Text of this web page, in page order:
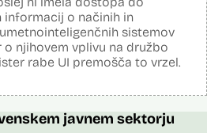
ki v podobnosti dosežejo
identifikacijo osebe mora
značilnosti opraviti ročno.
Evidenca fotografiranih oseb
sistema policije
sistema policije
o načinih in
sistemov
njihovem vplivu na družbo
rabe UI premošča to vrzel.
javnem sektorju